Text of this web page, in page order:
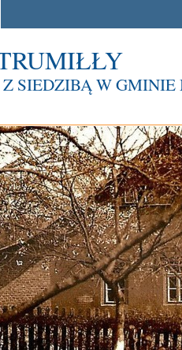
Z SIEDZIBĄ W